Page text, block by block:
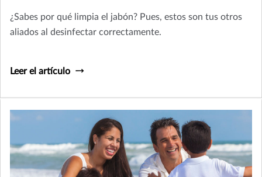
¿Sabes por qué limpia el jabón? Pues, estos son tus otros
aliados al desinfectar correctamente.
Leer el artículo